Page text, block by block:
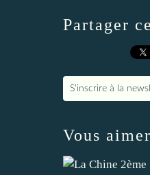
Partager
S'inscrire à la
Vous